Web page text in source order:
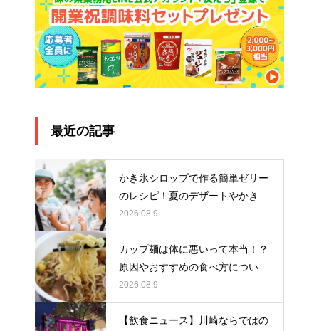
最近の記事
かき氷シロップで作る簡単ゼリー
のレシピ！夏のデザートやかき氷
アレンジにもおすすめ
2026.08.9
カップ麺は体に悪いって本当！？
原因やおすすめの食べ方について
解説！
2026.08.9
【飲食ニュース】川崎ならではの